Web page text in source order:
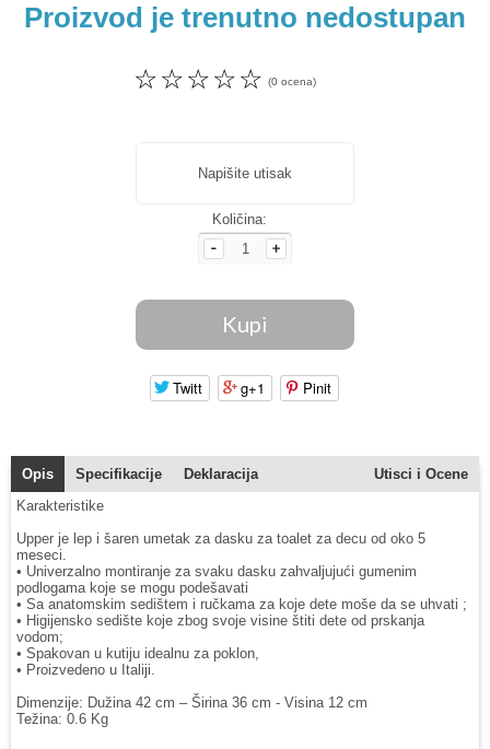
Proizvod je trenutno nedostupan
☆
☆
☆
☆
☆ (0 ocena)
Napišite utisak
Količina:
Twitt g+1 Pinit
Opis Specifikacije Deklaracija
Utisci i Ocene
Karakteristike
Upper je lep i šaren umetak za dasku za toalet za decu od oko 5
meseci.
• Univerzalno montiranje za svaku dasku zahvaljujući gumenim
podlogama koje se mogu podešavati
• Sa anatomskim sedištem i ručkama za koje dete moše da se uhvati ;
• Higijensko sedište koje zbog svoje visine štiti dete od prskanja
vodom;
• Spakovan u kutiju idealnu za poklon,
• Proizvedeno u Italiji.
Dimenzije: Dužina 42 cm – Širina 36 cm - Visina 12 cm
Težina: 0.6 Kg